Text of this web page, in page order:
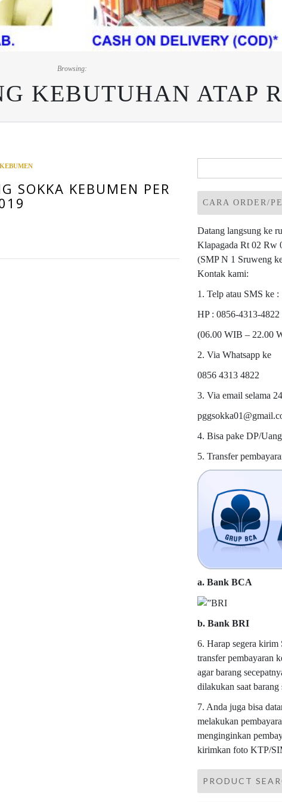
Browsing:
KEBUTUHAN ATAP
SOKKA KEBUMEN PER
untuk:
CARA ORDER/
Datang langsung ke
Klapagada Rt 02 Rw
(SMP N 1 Sruweng
Kontak kami:
1. Telp atau SMS ke :
HP : 0856-4313-4822
(06.00 WIB – 22.00
2. Via Whatsapp ke
0856 4313 4822
3. Via email selama
4. Bisa pake DP/
5. Transfer
a. Bank BCA
b. Bank BRI
6. Harap segera kirim
transfer pembayaran
agar barang
dilakukan saat barang
7. Anda juga bisa
melakukan
menginginkan
kirimkan foto KTP/
PRODUCT